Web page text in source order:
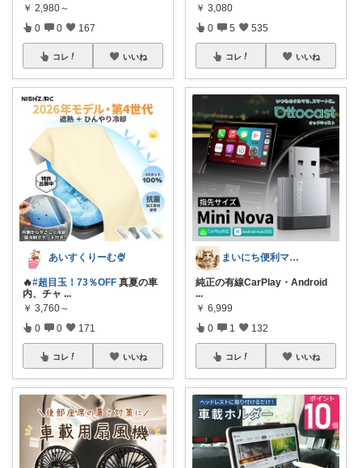
￥ 2,980～
0 0 167
コレ いいね
あいすくりーむ🍨
🔥#超目玉！73％OFF 真夏の車
内、チャ ...
￥ 3,760～
0 0 171
コレ いいね
￥ 3,080
0 5 535
コレ いいね
まいにち便利マーケット
純正の有線CarPlay・Android
...
￥ 6,999
0 1 132
コレ いいね